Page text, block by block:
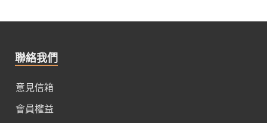
聯絡我們
意見信箱
會員權益